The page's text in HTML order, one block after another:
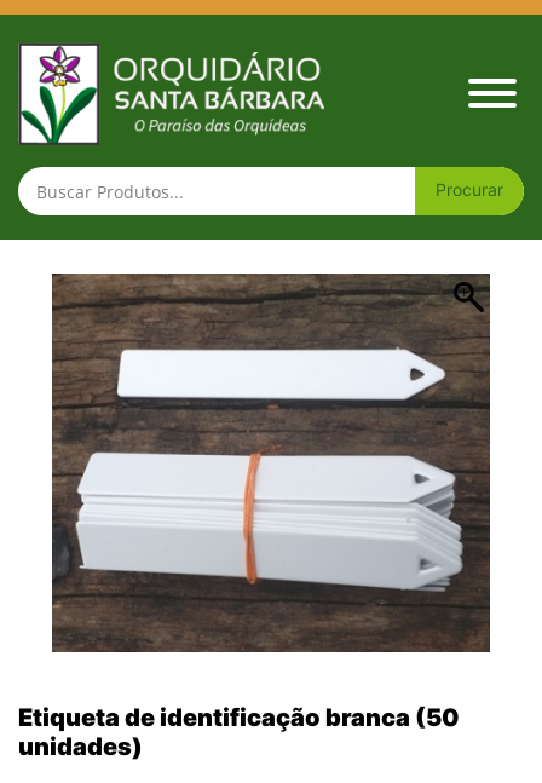
Etiqueta de
Etiqueta de identificação branca (50
unidades)